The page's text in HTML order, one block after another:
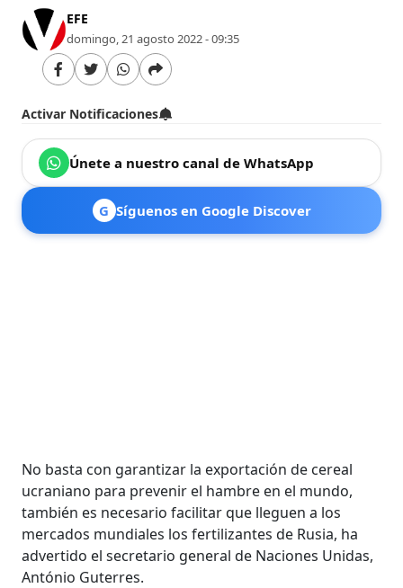
EFE
domingo, 21 agosto 2022 - 09:35
Activar Notificaciones
Únete a nuestro canal de WhatsApp
G Síguenos en Google Discover
No basta con garantizar la exportación de cereal
ucraniano para prevenir el hambre en el mundo,
también es necesario facilitar que lleguen a los
mercados mundiales los fertilizantes de Rusia, ha
advertido el secretario general de Naciones Unidas,
António Guterres.